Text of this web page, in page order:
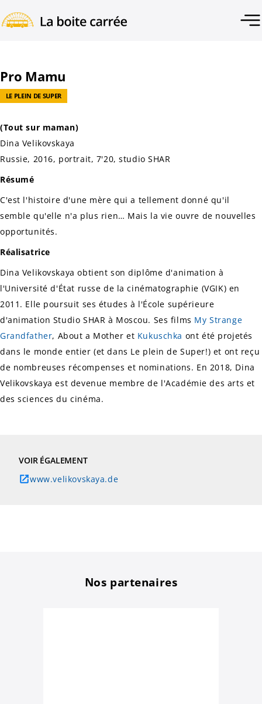
Pro Mamu
LE PLEIN DE SUPER
(Tout sur maman)
Dina Velikovskaya
Russie, 2016, portrait, 7'20, studio SHAR
Résumé
C'est l'histoire d'une mère qui a tellement donné qu'il
semble qu'elle n'a plus rien… Mais la vie ouvre de nouvelles
opportunités.
Réalisatrice
Dina Velikovskaya obtient son diplôme d'animation à
l'Université d'État russe de la cinématographie (VGIK) en
2011. Elle poursuit ses études à l'École supérieure
d'animation Studio SHAR à Moscou. Ses films My Strange
Grandfather, About a Mother et Kukuschka ont été projetés
dans le monde entier (et dans Le plein de Super!) et ont reçu
de nombreuses récompenses et nominations. En 2018, Dina
Velikovskaya est devenue membre de l'Académie des arts et
des sciences du cinéma.
VOIR ÉGALEMENT
www.velikovskaya.de
Nos partenaires